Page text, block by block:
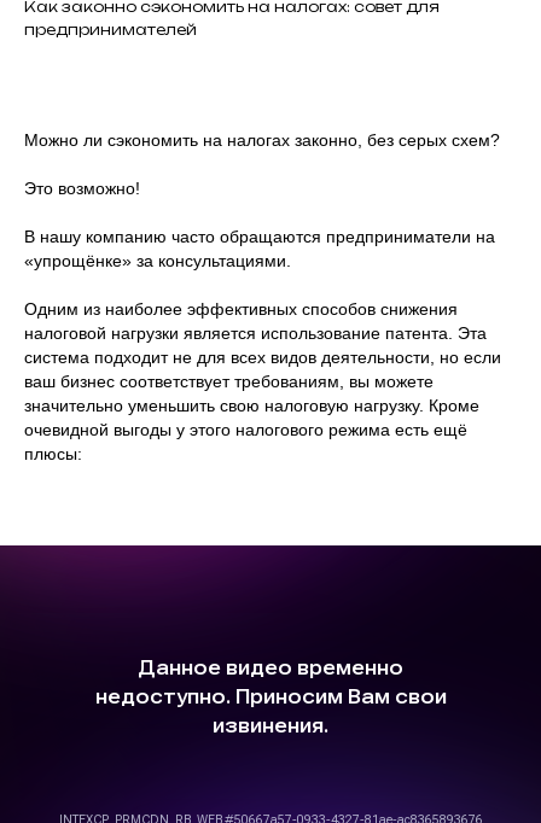
Как законно сэкономить на налогах: совет для
предпринимателей
Можно ли сэкономить на налогах законно, без серых схем?
Это возможно!
В нашу компанию часто обращаются предприниматели на
«упрощёнке» за консультациями.
Одним из наиболее эффективных способов снижения
налоговой нагрузки является использование патента. Эта
система подходит не для всех видов деятельности, но если
ваш бизнес соответствует требованиям, вы можете
значительно уменьшить свою налоговую нагрузку. Кроме
очевидной выгоды у этого налогового режима есть ещё
плюсы: